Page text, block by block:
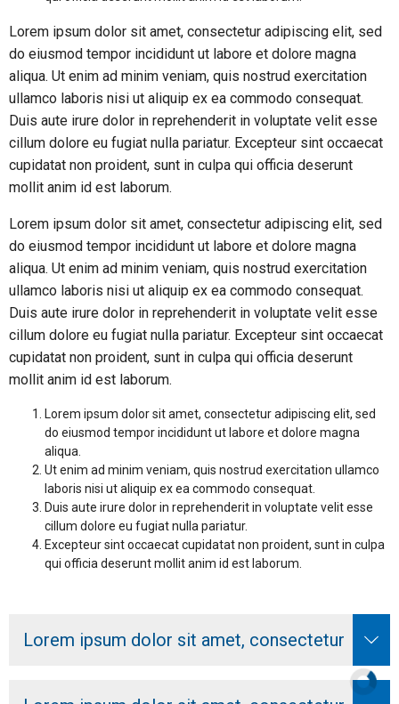
Lorem ipsum dolor sit amet, consectetur adipiscing elit, sed
do eiusmod tempor incididunt ut labore et dolore magna
aliqua. Ut enim ad minim veniam, quis nostrud exercitation
ullamco laboris nisi ut aliquip ex ea commodo consequat.
Duis aute irure dolor in reprehenderit in voluptate velit esse
cillum dolore eu fugiat nulla pariatur. Excepteur sint occaecat
cupidatat non proident, sunt in culpa qui officia deserunt
mollit anim id est laborum.
Lorem ipsum dolor sit amet, consectetur adipiscing elit, sed
do eiusmod tempor incididunt ut labore et dolore magna
aliqua. Ut enim ad minim veniam, quis nostrud exercitation
ullamco laboris nisi ut aliquip ex ea commodo consequat.
Duis aute irure dolor in reprehenderit in voluptate velit esse
cillum dolore eu fugiat nulla pariatur. Excepteur sint occaecat
cupidatat non proident, sunt in culpa qui officia deserunt
mollit anim id est laborum.
Lorem ipsum dolor sit amet, consectetur adipiscing elit, sed
do eiusmod tempor incididunt ut labore et dolore magna
aliqua.
Ut enim ad minim veniam, quis nostrud exercitation ullamco
laboris nisi ut aliquip ex ea commodo consequat.
Duis aute irure dolor in reprehenderit in voluptate velit esse
cillum dolore eu fugiat nulla pariatur.
Excepteur sint occaecat cupidatat non proident, sunt in culpa
qui officia deserunt mollit anim id est laborum.
Lorem ipsum dolor sit amet, consectetur